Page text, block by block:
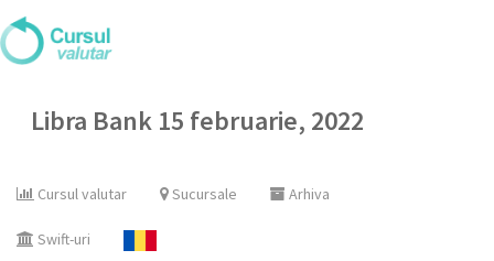
Libra Bank 15 februarie, 2022
Cursul valutar Sucursale Arhiva
Swift-uri